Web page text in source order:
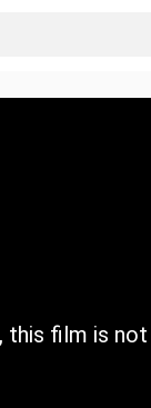
film is not